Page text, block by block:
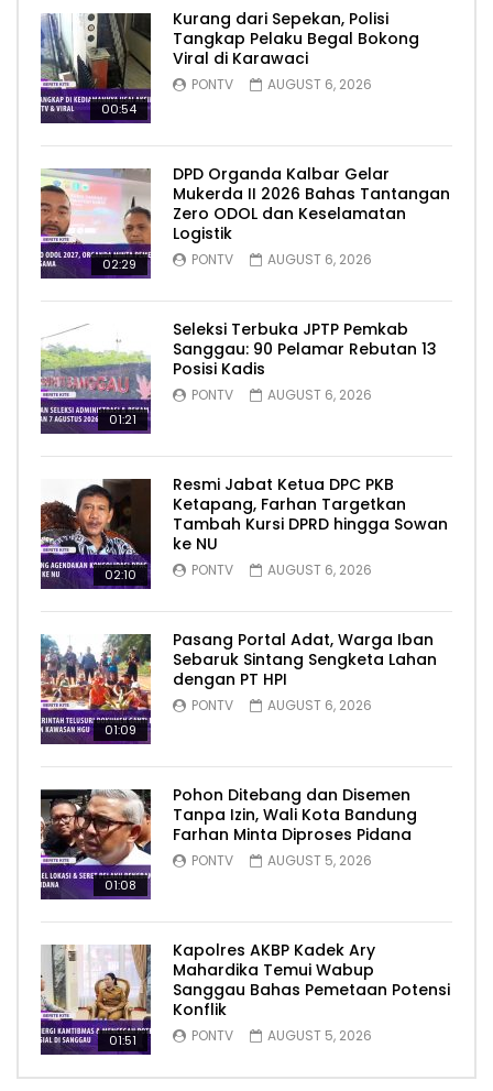
00:54
Kurang dari Sepekan, Polisi
Tangkap Pelaku Begal Bokong
Viral di Karawaci
PONTV AUGUST 6, 2026
02:29
DPD Organda Kalbar Gelar
Mukerda II 2026 Bahas Tantangan
Zero ODOL dan Keselamatan
Logistik
PONTV AUGUST 6, 2026
01:21
Seleksi Terbuka JPTP Pemkab
Sanggau: 90 Pelamar Rebutan 13
Posisi Kadis
PONTV AUGUST 6, 2026
02:10
Resmi Jabat Ketua DPC PKB
Ketapang, Farhan Targetkan
Tambah Kursi DPRD hingga Sowan
ke NU
PONTV AUGUST 6, 2026
01:09
Pasang Portal Adat, Warga Iban
Sebaruk Sintang Sengketa Lahan
dengan PT HPI
PONTV AUGUST 6, 2026
01:08
Pohon Ditebang dan Disemen
Tanpa Izin, Wali Kota Bandung
Farhan Minta Diproses Pidana
PONTV AUGUST 5, 2026
01:51
Kapolres AKBP Kadek Ary
Mahardika Temui Wabup
Sanggau Bahas Pemetaan Potensi
Konflik
PONTV AUGUST 5, 2026